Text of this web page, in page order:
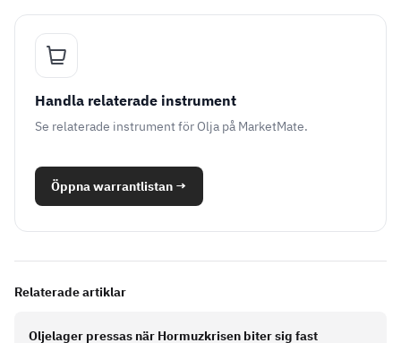
Handla relaterade instrument
Se relaterade instrument för Olja på MarketMate.
Öppna warrantlistan →
Relaterade artiklar
Oljelager pressas när Hormuzkrisen biter sig fast